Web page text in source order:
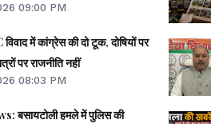
09:00 PM
में कांग्रेस की दो टूक, दोषियों पर
पर राजनीति नहीं
08:03 PM
बसायटोली हमले में पुलिस की